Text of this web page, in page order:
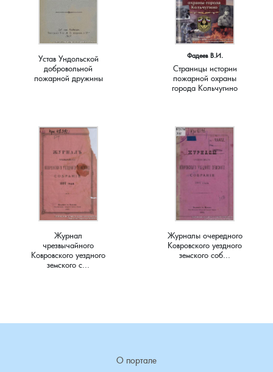
Устав Ундольской
добровольной
пожарной дружины
Фадеев В.И.
Страницы истории
пожарной охраны
города Кольчугино
Журнал
чрезвычайного
Ковровского уездного
земского с...
Журналы очередного
Ковровского уездного
земского соб...
О портале
Круглово, село
Крутово, деревня
Курменёво, деревня
Лаптево, село
Лезжени, деревня
Леонтьево, село
Ченцы, деревня
Шушерино, деревня